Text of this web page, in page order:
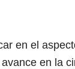
en el
en la